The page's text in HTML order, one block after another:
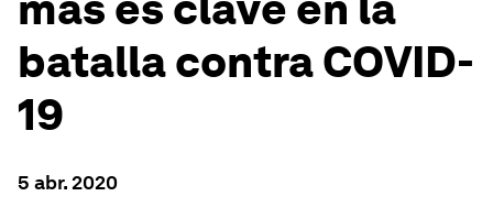
batalla contra COVID-
19
5 abr. 2020